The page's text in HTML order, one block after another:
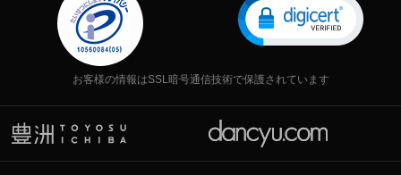
お客様の情報はSSL暗号通信技術で保護されています